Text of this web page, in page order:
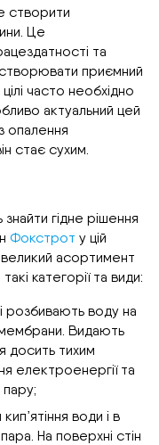
створити
Це
та
створювати приємний
часто необхідно
актуальний цей
опалення
стає сухим.
знайти гідне рішення
Фокстрот у цій
асортимент
категорії та види:
розбивають воду на
Видають
тихим
електроенергії та
води і в
На поверхні стін